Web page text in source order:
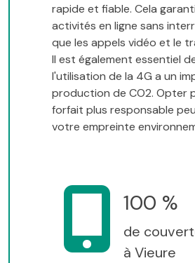
rapide et fiable. Cela
activités en ligne sans
que les appels vidéo et le
Il est également essentiel
l'utilisation de la 4G a un
production de CO2. Opter
forfait plus responsable
votre empreinte
100 %
de
à Vieure